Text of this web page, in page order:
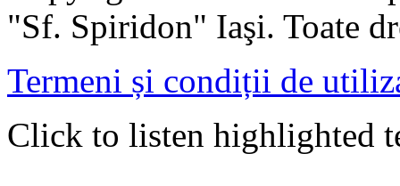
"Sf. Spiridon" Iaşi. Toate
Termeni și condiții de
Click to listen highlighted